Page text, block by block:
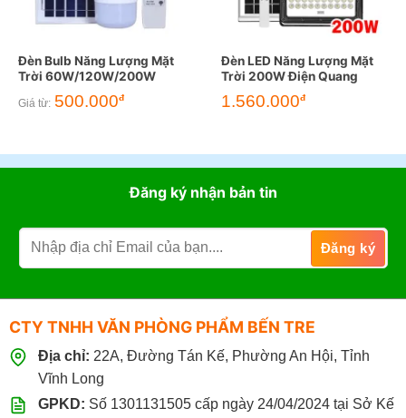
Đèn Bulb Năng Lượng Mặt
Trời 60W/120W/200W
Giá từ: 500.000đ
Đèn LED Năng Lượng Mặt
Trời 200W Điện Quang
1.560.000đ
Đăng ký nhận bản tin
CTY TNHH VĂN PHÒNG PHẨM BẾN TRE
Địa chỉ: 22A, Đường Tán Kế, Phường An Hội, Tỉnh
Vĩnh Long
GPKD: Số 1301131505 cấp ngày 24/04/2024 tại Sở Kế